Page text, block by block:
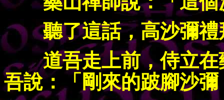
聽了這話，高沙彌
道吾走上前，侍立
吾說：「剛來的跛腳沙